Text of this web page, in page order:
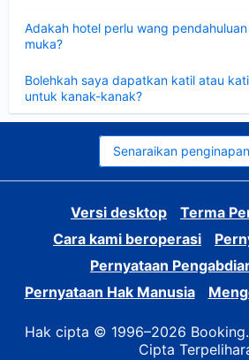
Adakah hotel perlu wang
muka?
Bolehkah saya dapatkan katil atau
untuk kanak-kanak?
Senaraikan
Versi desktop
Terma
Cara kami beroperasi
Pernyataan
Pernyataan Hak Manusia
Hak cipta © 1996–2026
Cipta